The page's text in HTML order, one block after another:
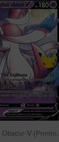
V (Promo...